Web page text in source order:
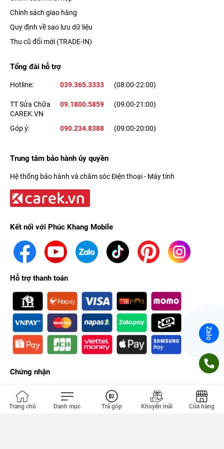
Ngoài ra, Apple cũng mang đến cho iPhone 6 khả năng quay
video Full HD 1080p với tốc độ 60 khung hình trên giây, hay
khả năng chiếu chậm tại 240 khung hình trên giây.
Điện thoại iPhone 6 (2017) quốc tế được trang bị công nghệ
cảm ứng vân tay tiên tiến, cho phép bạn truy cập vào máy một
cách an toàn và nhanh chóng. Ngoài ra, bạn có thể sử dụng
tính năng này để mua hàng từ iTunes, iBooks và App Store mà
không cần phải nhập mật khẩu.
Chính sách giao hàng
Quy định về sao lưu dữ liệu
Thu cũ đổi mới (TRADE-IN)
Tổng đài hỗ trợ
Hotline: 039.365.3333 (08:00-22:00)
TT Sửa Chữa
CAREK.VN
09.1800.5859 (09:00-21:00)
Góp ý: 090.234.8388 (09:00-20:00)
Trung tâm bảo hành ủy quyền
Hệ thống bảo hành và chăm sóc Điện thoại - Máy tính
Kết nối với Phúc Khang Mobile
Hỗ trợ thanh toán
Chứng nhận
Zalo
Trang chủ Danh mục Trả góp Khuyến mãi Cửa hàng